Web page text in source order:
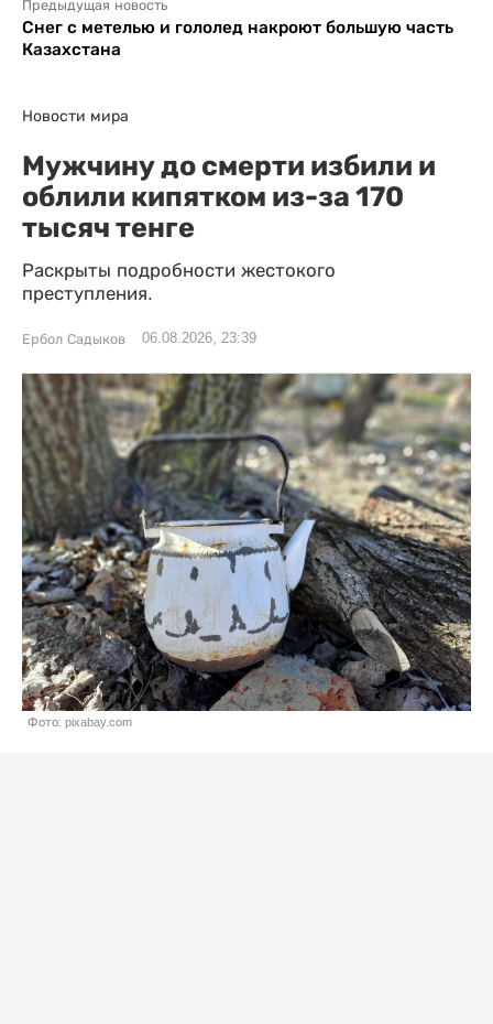
Предыдущая новость
Снег с метелью и гололед накроют большую часть
Казахстана
Новости мира
Мужчину до смерти избили и
облили кипятком из-за 170
тысяч тенге
Раскрыты подробности жестокого
преступления.
Ербол Садыков 06.08.2026, 23:39
Фото: pixabay.com